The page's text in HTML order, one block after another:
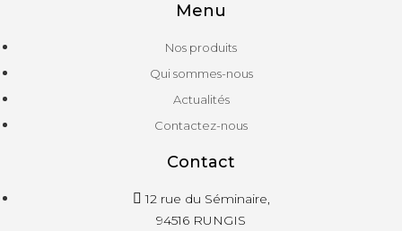
Menu
Nos produits
Qui sommes-nous
Actualités
Contactez-nous
Contact
12 rue du Séminaire,
94516 RUNGIS